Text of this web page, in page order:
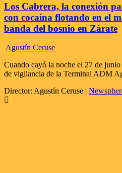
Los Cabrera, la conexión
con cocaína flotando en el
banda del bosnio en Zárate
Agustín Ceruse
Cuando cayó la noche el 27 de
de vigilancia de la Terminal ADM
Director: Agustín Ceruse |